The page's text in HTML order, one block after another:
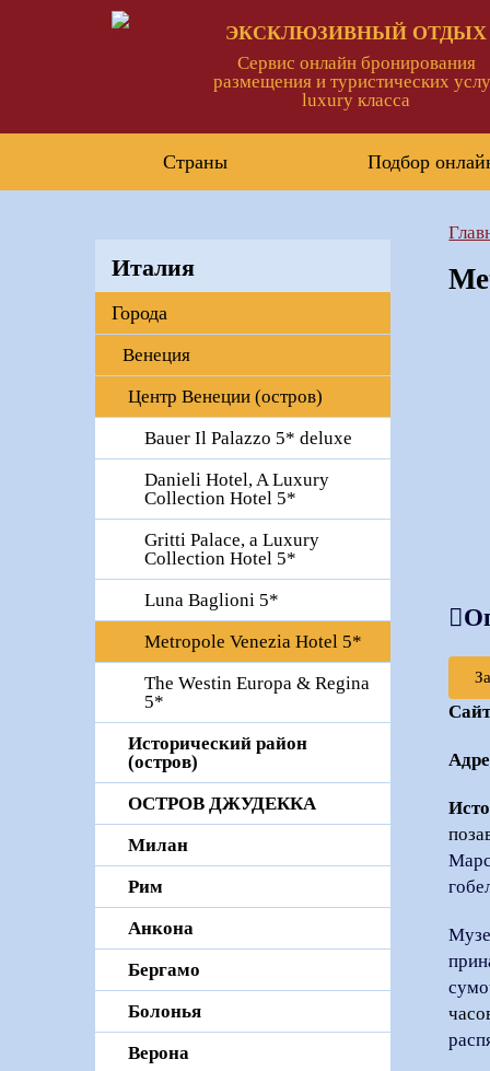
ЭКСКЛЮЗИВНЫЙ ОТДЫХ
Сервис онлайн бронирования
размещения и туристических
luxury класса
Страны Подбор
Италия
Города
Венеция
Центр Венеции (остров)
Bauer Il Palazzo 5* deluxe
Danieli Hotel, A Luxury
Collection Hotel 5*
Gritti Palace, a Luxury
Collection Hotel 5*
Luna Baglioni 5*
Metropole Venezia Hotel 5*
The Westin Europa & Regina
5*
Исторический район
(остров)
ОСТРОВ ДЖУДЕККА
Милан
Рим
Анкона
Бергамо
Болонья
Верона